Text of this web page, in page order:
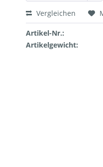
Vergleichen
Artikel-Nr.:
Artikelgewicht: